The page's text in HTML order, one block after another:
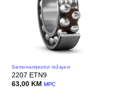
Samonamjestivi ležajevi
2207 ETN9
63,00 KM MPC